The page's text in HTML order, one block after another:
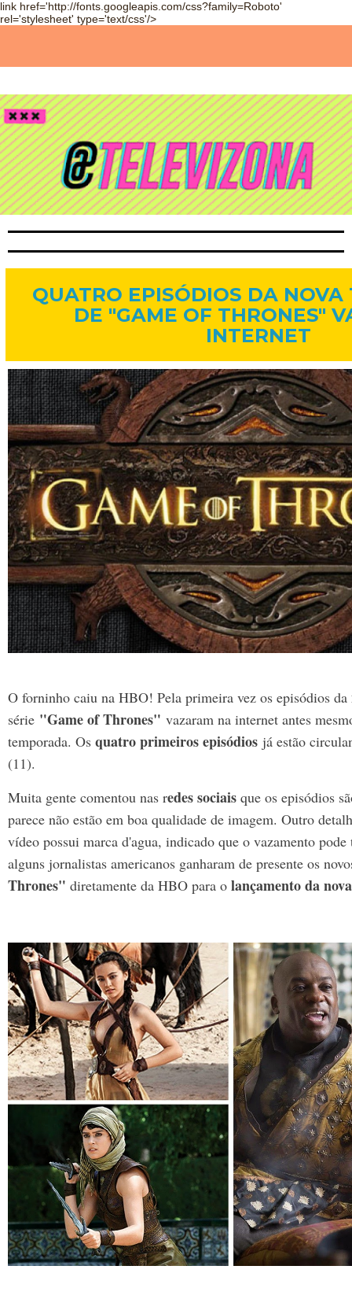
link href='http://fonts.googleapis.com/css?family=Roboto'
rel='stylesheet' type='text/css'/>
QUATRO EPISÓDIOS DA
DE "GAME OF THRONES"
INTERNET
O forninho caiu na HBO! Pela primeira vez os episódios da
série "Game of Thrones" vazaram na internet antes
temporada. Os quatro primeiros episódios já estão
(11).
Muita gente comentou nas redes sociais que os episódios
parece não estão em boa qualidade de imagem. Outro
vídeo possui marca d'agua, indicado que o vazamento
alguns jornalistas americanos ganharam de presente os
Thrones" diretamente da HBO para o lançamento da